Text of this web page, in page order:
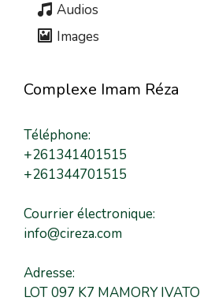
Audios
Images
Complexe Imam Réza
Téléphone:
+261341401515
+261344701515
Courrier électronique:
info@cireza.com
Adresse:
LOT 097 K7 MAMORY IVATO